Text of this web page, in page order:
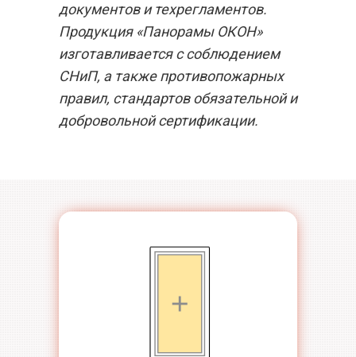
документов и техрегламентов.
Продукция «Панорамы ОКОН»
изготавливается с соблюдением
СНиП, а также противопожарных
правил, стандартов обязательной и
добровольной сертификации.